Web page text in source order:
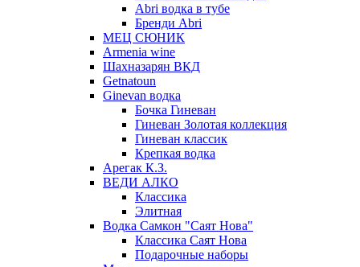
Abri водка в тубе
Бренди Abri
МЕЦ СЮНИК
Armenia wine
Шахназарян ВКД
Getnatoun
Ginevan водка
Бочка Гиневан
Гиневан Золотая коллекция
Гиневан классик
Крепкая водка
Арегак К.З.
ВЕДИ АЛКО
Классика
Элитная
Водка Самкон "Саят Нова"
Классика Саят Нова
Подарочные наборы